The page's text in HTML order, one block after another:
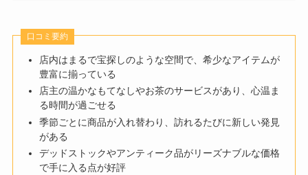
口コミ要約
店内はまるで宝探しのような空間で、希少なアイテムが
豊富に揃っている
店主の温かなもてなしやお茶のサービスがあり、心温ま
る時間が過ごせる
季節ごとに商品が入れ替わり、訪れるたびに新しい発見
がある
デッドストックやアンティーク品がリーズナブルな価格
で手に入る点が好評